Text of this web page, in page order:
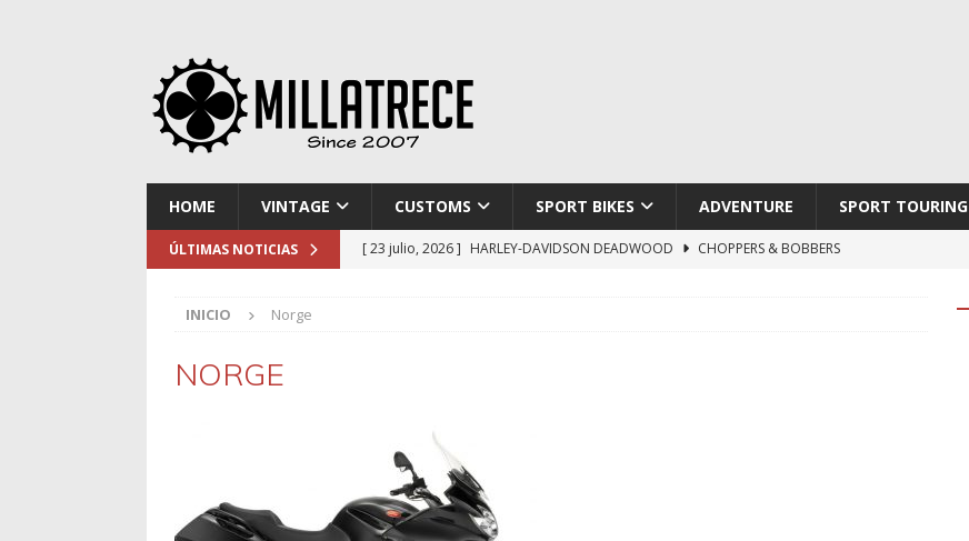
HOME VINTAGE CUSTOMS SPORT BIKES ADVENTURE SPORT TOURING
ÚLTIMAS NOTICIAS [ 23 julio, 2026 ] HARLEY-DAVIDSON DEADWOOD
CHOPPERS & BOBBERS
INICIO Norge
NORGE